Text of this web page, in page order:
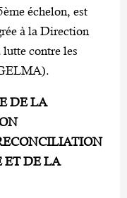
échelon, est
à la Direction
lutte contre les
DE LA
ET DE LA